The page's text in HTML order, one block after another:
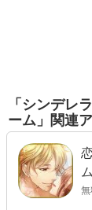
「シンデレ
ーム」関連